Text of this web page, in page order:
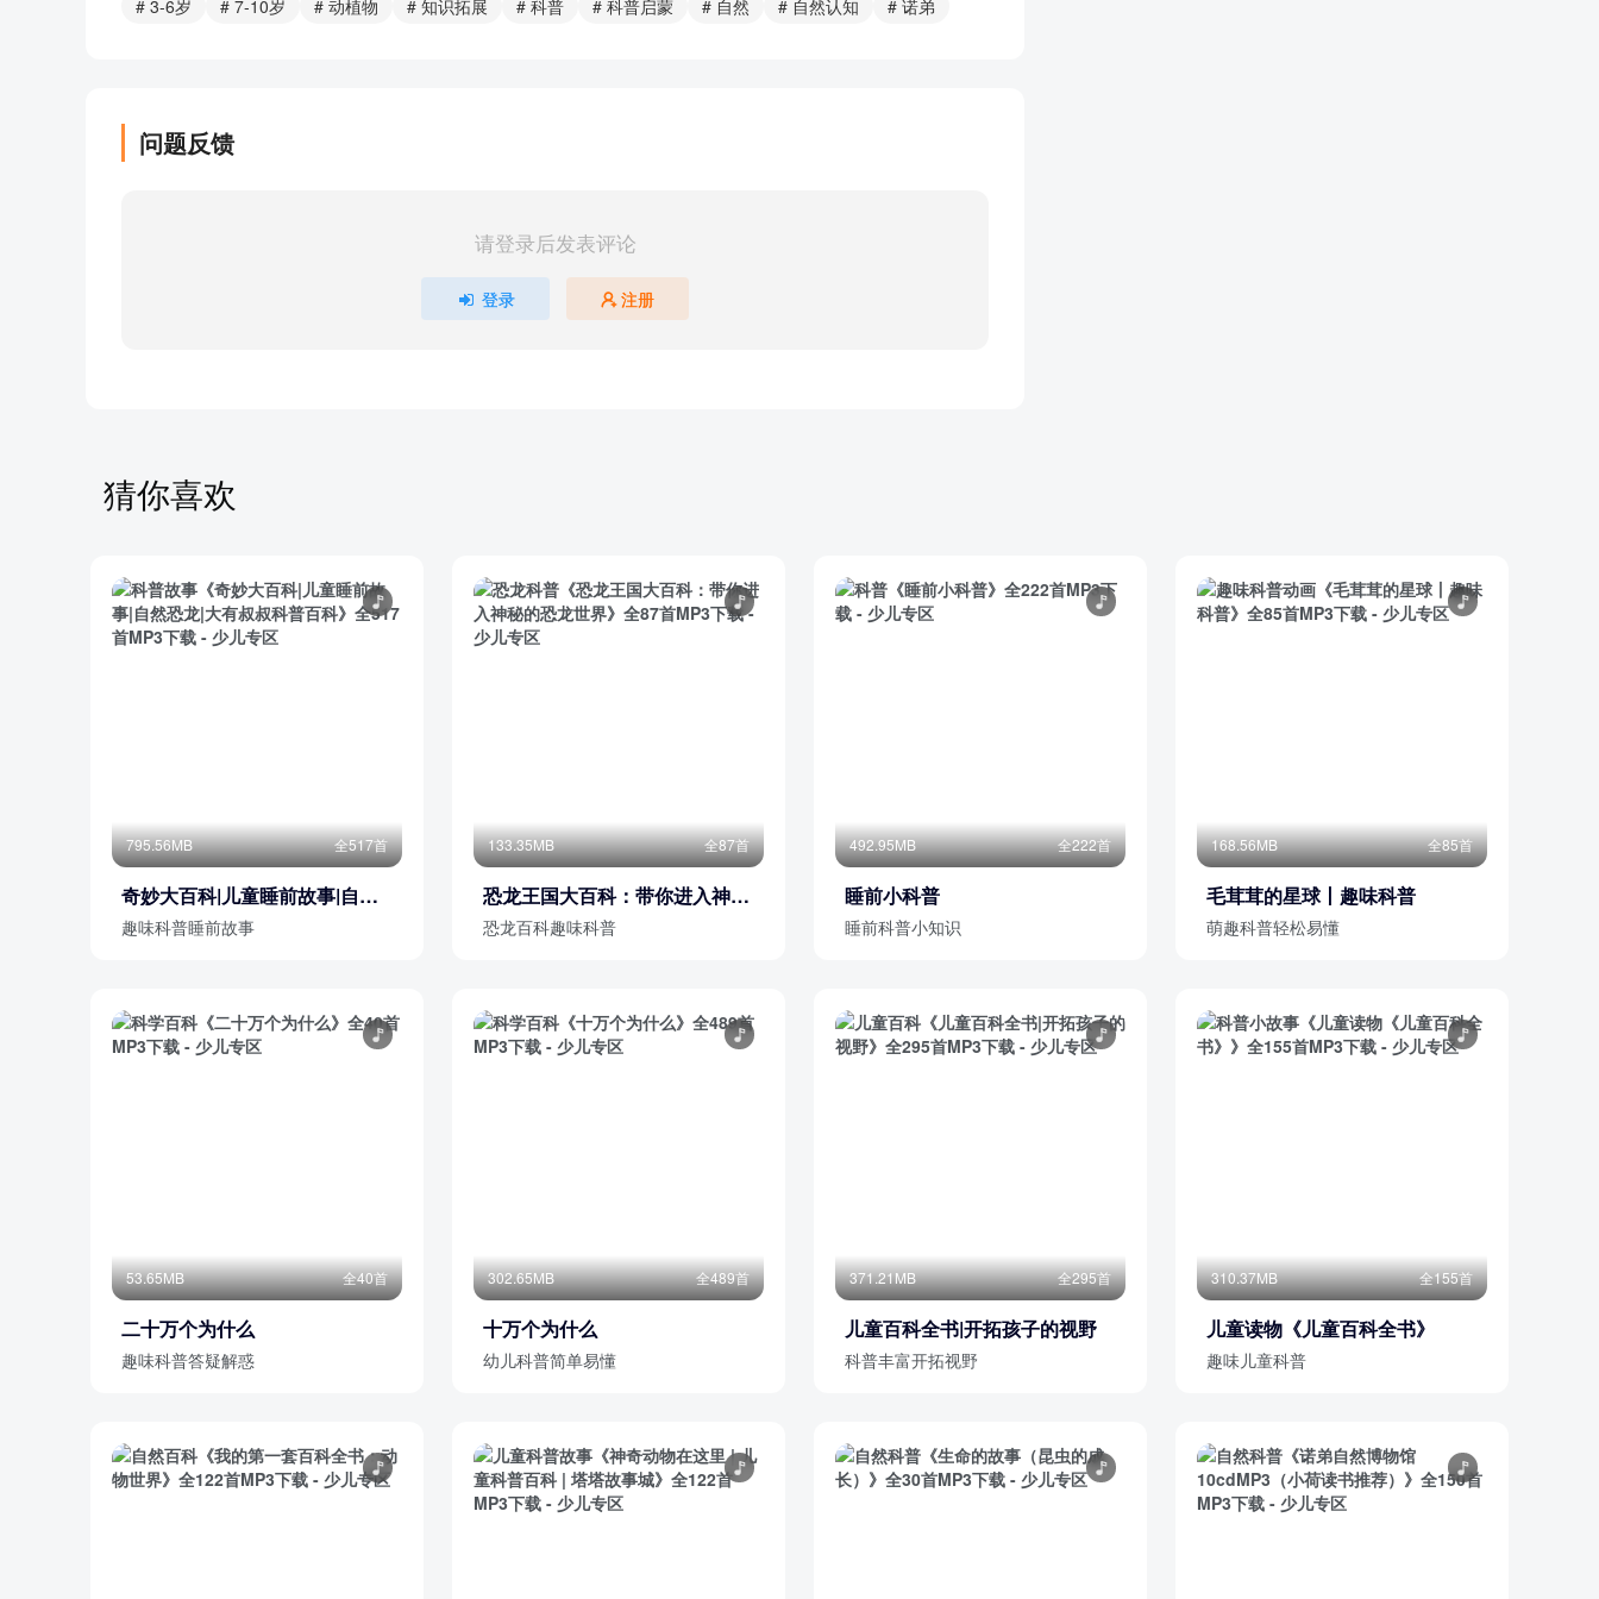
诺弟自然博物馆_CD02_01动物馆２
诺弟自然博物馆_CD03_01动物馆３
诺弟自然博物馆_CD04_03健康防卫队(苹果)
诺弟自然博物馆_CD04_10制糖大本营(甘蔗)
诺弟自然博物馆_CD04_11沙拉好伙伴(高丽菜)
诺弟自然博物馆_CD04_13百变大将军(马铃薯)
部分目录展示 ▶ 下载后解锁 122 首完整音频
# 3-6岁 # 7-10岁 # 动植物 # 知识拓展 # 科普 # 科普启蒙 # 自然 # 自然认知 # 诺弟
问题反馈
请登录后发表评论
登录 注册
猜你喜欢
795.56MB 全517首
奇妙大百科|儿童睡前故事|自然
恐龙|大有叔叔科普百科
趣味科普睡前故事
133.35MB 全87首
恐龙王国大百科：带你进入神秘
的恐龙世界
恐龙百科趣味科普
492.95MB 全222首
睡前小科普
睡前科普小知识
168.56MB 全85首
毛茸茸的星球丨趣味科普
萌趣科普轻松易懂
53.65MB 全40首
二十万个为什么
趣味科普答疑解惑
302.65MB 全489首
十万个为什么
幼儿科普简单易懂
371.21MB 全295首
儿童百科全书|开拓孩子的视野
科普丰富开拓视野
310.37MB 全155首
儿童读物《儿童百科全书》
趣味儿童科普